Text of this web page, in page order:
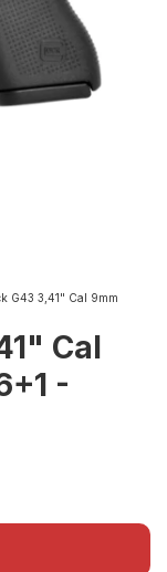
G43 3,41" Cal 9mm
Cal
-